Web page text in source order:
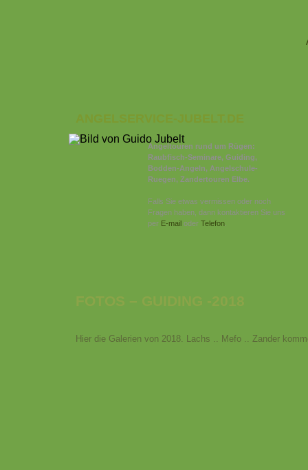
ANGELSERVICE-JUBELT.DE
Angeltouren rund um Rügen:
Raubfisch-Seminare, Guiding,
Bodden-Angeln, Angelschule-
Ruegen, Zandertouren Elbe.
Falls Sie etwas vermissen oder noch
Fragen haben, dann kontaktieren Sie uns
per E-mail oder Telefon
FOTOS – GUIDING -2018
Hier die Galerien von 2018. Lachs .. Mefo .. Zander